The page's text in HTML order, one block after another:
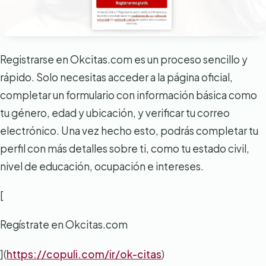
Registrarse en Okcitas.com es un proceso sencillo y
rápido. Solo necesitas acceder a la página oficial,
completar un formulario con información básica como
tu género, edad y ubicación, y verificar tu correo
electrónico. Una vez hecho esto, podrás completar tu
perfil con más detalles sobre ti, como tu estado civil,
nivel de educación, ocupación e intereses.
[
Regístrate en Okcitas.com
](https://copuli.com/ir/ok-citas)